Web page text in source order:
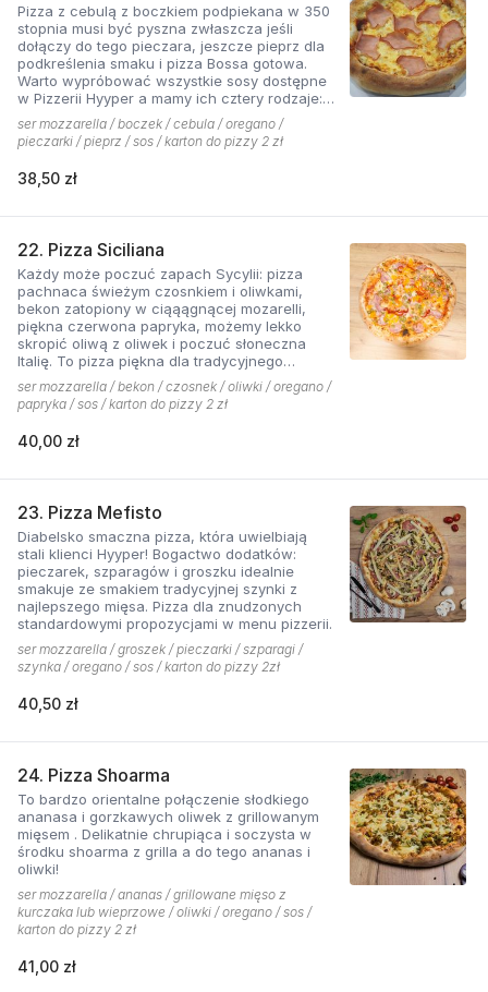
Pizza z cebulą z boczkiem podpiekana w 350
stopnia musi być pyszna zwłaszcza jeśli
dołączy do tego pieczara, jeszcze pieprz dla
podkreślenia smaku i pizza Bossa gotowa.
Warto wypróbować wszystkie sosy dostępne
w Pizzerii Hyyper a mamy ich cztery rodzaje:
pomidorowy łagodny, pomidorowy pikantny,
jogurtowo-czosnkowy oraz sos słodko-
kwaśny , każdy niepowtarzalny w smaku.
ser mozzarella / boczek / cebula / oregano /
pieczarki / pieprz / sos / karton do pizzy 2 zł
38,50 zł
22. Pizza Siciliana
Każdy może poczuć zapach Sycylii: pizza
pachnaca świeżym czosnkiem i oliwkami,
bekon zatopiony w ciąąągnącej mozarelli,
piękna czerwona papryka, możemy lekko
skropić oliwą z oliwek i poczuć słoneczna
Italię. To pizza piękna dla tradycyjnego
podniebienia
ser mozzarella / bekon / czosnek / oliwki / oregano /
papryka / sos / karton do pizzy 2 zł
40,00 zł
23. Pizza Mefisto
Diabelsko smaczna pizza, która uwielbiają
stali klienci Hyyper! Bogactwo dodatków:
pieczarek, szparagów i groszku idealnie
smakuje ze smakiem tradycyjnej szynki z
najlepszego mięsa. Pizza dla znudzonych
standardowymi propozycjami w menu pizzerii.
ser mozzarella / groszek / pieczarki / szparagi /
szynka / oregano / sos / karton do pizzy 2zł
40,50 zł
24. Pizza Shoarma
To bardzo orientalne połączenie słodkiego
ananasa i gorzkawych oliwek z grillowanym
mięsem . Delikatnie chrupiąca i soczysta w
środku shoarma z grilla a do tego ananas i
oliwki!
ser mozzarella / ananas / grillowane mięso z
kurczaka lub wieprzowe / oliwki / oregano / sos /
karton do pizzy 2 zł
41,00 zł